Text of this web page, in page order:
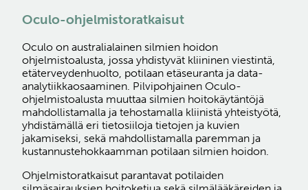
Oculo-ohjelmistoratkaisut
Oculo on australialainen silmien hoidon
ohjelmistoalusta, jossa yhdistyvät kliininen viestintä,
etäterveydenhuolto, potilaan etäseuranta ja data-
analytiikkaosaaminen. Pilvipohjainen Oculo-
ohjelmistoalusta muuttaa silmien hoitokäytäntöjä
mahdollistamalla ja tehostamalla kliinistä yhteistyötä,
yhdistämällä eri tietosiiloja tietojen ja kuvien
jakamiseksi, sekä mahdollistamalla paremman ja
kustannustehokkaamman potilaan silmien hoidon.
Ohjelmistoratkaisut parantavat potilaiden